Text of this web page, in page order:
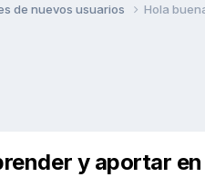
de nuevos usuarios Hola
y aportar